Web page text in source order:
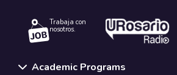
Trabaja con
nosotros.
Academic Programs